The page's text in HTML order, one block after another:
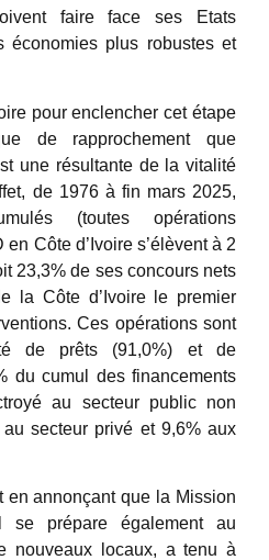
faire face ses Etats
économies plus robustes et
pour enclencher cet étape
de rapprochement que
une résultante de la vitalité
de 1976 à fin mars 2025,
(toutes opérations
Côte d’Ivoire s’élèvent à 2
23,3% de ses concours nets
la Côte d’Ivoire le premier
Ces opérations sont
de prêts (91,0%) et de
du cumul des financements
au secteur public non
secteur privé et 9,6% aux
en annonçant que la Mission
se prépare également au
nouveaux locaux, a tenu à